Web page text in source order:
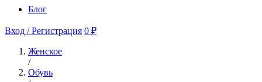
Блог
Вход / Регистрация 0 ₽
Женское
/
Обувь